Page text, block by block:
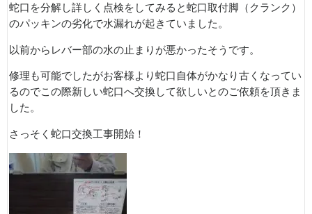
蛇口を分解し詳しく点検をしてみると蛇口取付脚（クランク）
のパッキンの劣化で水漏れが起きていました。
以前からレバー部の水の止まりが悪かったそうです。
修理も可能でしたがお客様より蛇口自体がかなり古くなってい
るのでこの際新しい蛇口へ交換して欲しいとのご依頼を頂きま
した。
さっそく蛇口交換工事開始！